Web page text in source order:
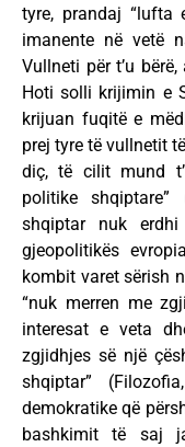
tyre, prandaj “lufta
imanente në vetë
Vullneti për t’u
Hoti solli krijimin e
krijuan fuqitë e
prej tyre të vullnetit
diç, të cilit mund
politike
shqiptar nuk
gjeopolitikës
kombit varet sërish
“nuk merren me
interesat e veta
zgjidhjes së një
shqiptar”
demokratike që
bashkimit të saj